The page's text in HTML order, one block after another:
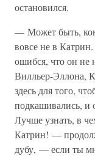
остановился.
— Может быть,
вовсе не в
ошибся, что он не
Вилльер-Эллона,
здесь для того,
подкашивались,
Лучше узнать, в
Катрин! —
дубу, — если ты